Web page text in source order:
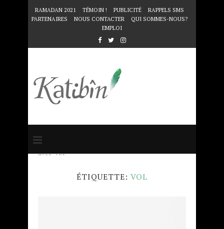
RAMADAN 2021 TÉMOIN ! PUBLICITÉ
RAPPELS SMS
PARTENAIRES
NOUS CONTACTER
QUI SOMMES-NOUS?
EMPLOI
Accueil
avec "vol"
ÉTIQUETTE: VOL